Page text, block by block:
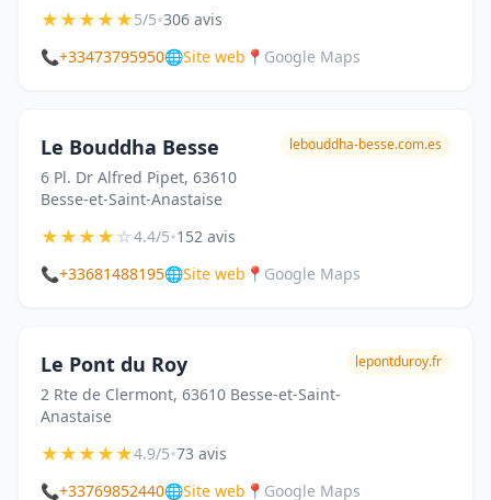
★★★★★5/5•306 avis
📞+33473795950🌐Site web 📍 Google Maps
Le Bouddha Besse
6 Pl. Dr Alfred Pipet, 63610
Besse-et-Saint-Anastaise
lebouddha-besse.com.es
★★★★☆4.4/5•152 avis
📞+33681488195🌐Site web 📍 Google Maps
Le Pont du Roy
2 Rte de Clermont, 63610 Besse-et-Saint-
Anastaise
lepontduroy.fr
★★★★★4.9/5•73 avis
📞+33769852440🌐Site web 📍 Google Maps